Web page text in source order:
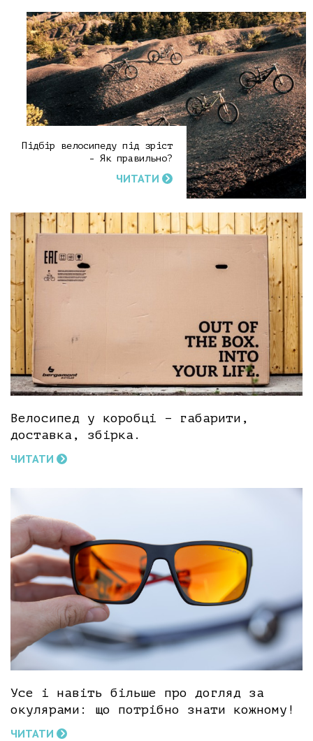
Підбір велосипеду під зріст
- Як правильно?
ЧИТАТИ
Велосипед у коробці – габарити,
доставка, збірка.
ЧИТАТИ
Усе і навіть більше про догляд за
окулярами: що потрібно знати кожному!
ЧИТАТИ